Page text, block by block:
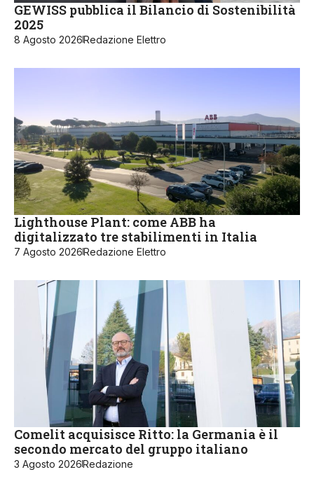
GEWISS pubblica il Bilancio di Sostenibilità
2025
8 Agosto 2026Redazione Elettro
Lighthouse Plant: come ABB ha
digitalizzato tre stabilimenti in Italia
7 Agosto 2026Redazione Elettro
Comelit acquisisce Ritto: la Germania è il
secondo mercato del gruppo italiano
3 Agosto 2026Redazione